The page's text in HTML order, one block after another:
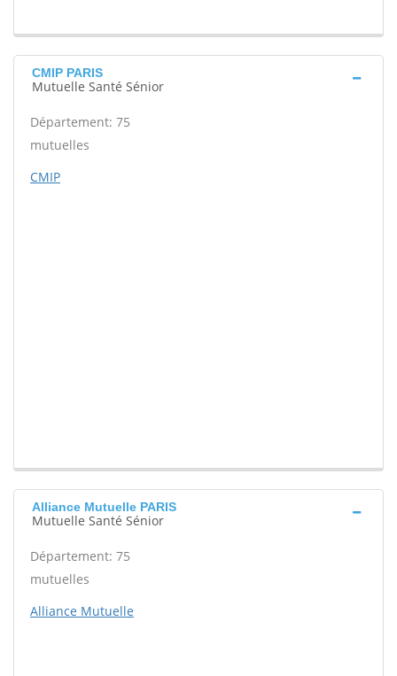
CMIP PARIS
Mutuelle Santé Sénior
Département: 75
mutuelles
CMIP
Alliance Mutuelle PARIS
Mutuelle Santé Sénior
Département: 75
mutuelles
Alliance Mutuelle